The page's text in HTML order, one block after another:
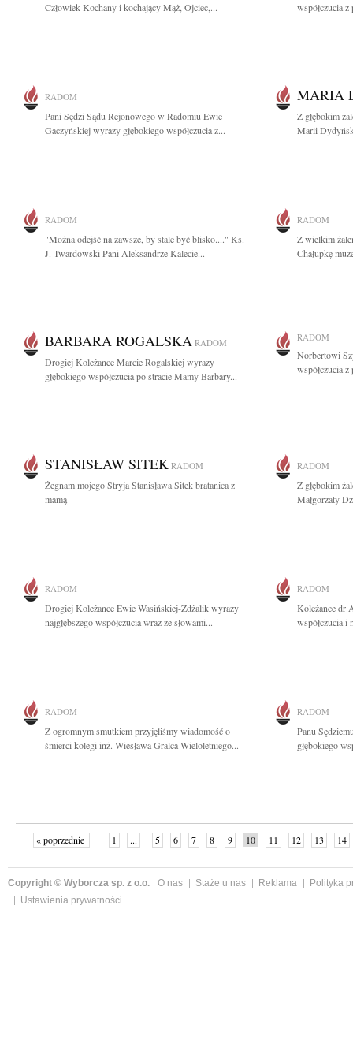
Człowiek Kochany i kochający Mąż, Ojciec,...
współczucia
RADOM
Pani Sędzi Sądu Rejonowego w Radomiu Ewie
Gaczyńskiej wyrazy głębokiego współczucia z...
MARIA
Z głębokim
Marii
RADOM
"Można odejść na zawsze, by stale być blisko...." Ks.
J. Twardowski Pani Aleksandrze Kalecie...
RADOM
Z wielkim
Chałupkę
BARBARA ROGALSKA RADOM
Drogiej Koleżance Marcie Rogalskiej wyrazy
głębokiego współczucia po stracie Mamy Barbary...
RADOM
Norbertowi
współczucia
STANISŁAW SITEK RADOM
Żegnam mojego Stryja Stanisława Sitek bratanica z
mamą
RADOM
Z głębokim
Małgorzaty
RADOM
Drogiej Koleżance Ewie Wasińskiej-Zdżalik wyrazy
najgłębszego współczucia wraz ze słowami...
RADOM
Koleżance dr
współczucia i
RADOM
Z ogromnym smutkiem przyjęliśmy wiadomość o
śmierci kolegi inż. Wiesława Gralca Wieloletniego...
RADOM
Panu
głębokiego
« poprzednie 1 ... 5 6 7 8 9 10 11 12 13 14
Copyright © Wyborcza sp. z o.o. O nas Staże u nas Reklama
Polityka
Ustawienia prywatności